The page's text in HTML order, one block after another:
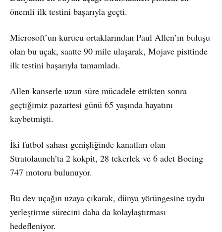
önemli ilk testini başarıyla geçti.
Microsoft’un kurucu ortaklarından Paul Allen’ın buluşu
olan bu uçak, saatte 90 mile ulaşarak, Mojave pisttinde
ilk testini başarıyla tamamladı.
Allen kanserle uzun süre mücadele ettikten sonra
geçtiğimiz pazartesi günü 65 yaşında hayatını
kaybetmişti.
İki futbol sahası genişliğinde kanatları olan
Stratolaunch’ta 2 kokpit, 28 tekerlek ve 6 adet Boeing
747 motoru bulunuyor.
Bu dev uçağın uzaya çıkarak, dünya yörüngesine uydu
yerleştirme sürecini daha da kolaylaştırması
hedefleniyor.